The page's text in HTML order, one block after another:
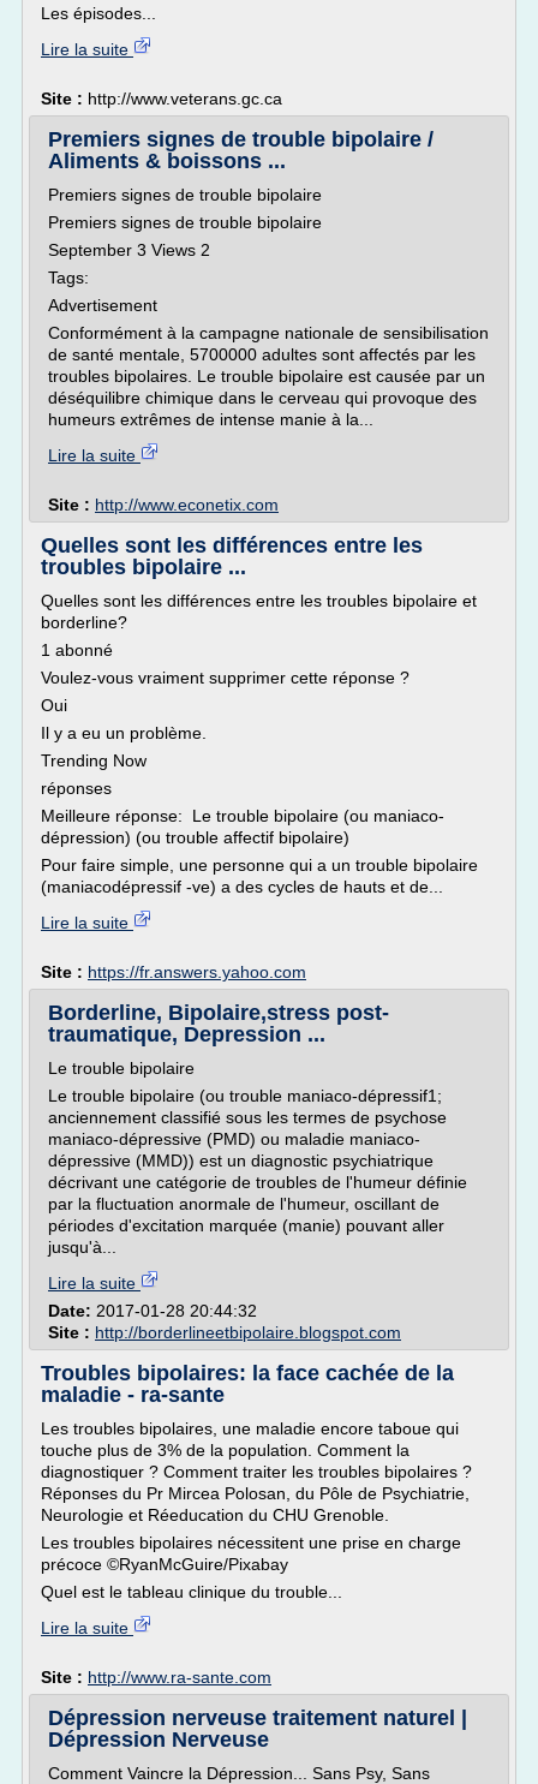
Les épisodes...
Lire la suite
Site : http://www.veterans.gc.ca
Premiers signes de trouble bipolaire /
Aliments & boissons ...
Premiers signes de trouble bipolaire
Premiers signes de trouble bipolaire
September 3 Views 2
Tags:
Advertisement
Conformément à la campagne nationale de sensibilisation
de santé mentale, 5700000 adultes sont affectés par les
troubles bipolaires. Le trouble bipolaire est causée par un
déséquilibre chimique dans le cerveau qui provoque des
humeurs extrêmes de intense manie à la...
Lire la suite
Site : http://www.econetix.com
Quelles sont les différences entre les
troubles bipolaire ...
Quelles sont les différences entre les troubles bipolaire et
borderline?
1 abonné
Voulez-vous vraiment supprimer cette réponse ?
Oui
Il y a eu un problème.
Trending Now
réponses
Meilleure réponse: Le trouble bipolaire (ou maniaco-
dépression) (ou trouble affectif bipolaire)
Pour faire simple, une personne qui a un trouble bipolaire
(maniacodépressif -ve) a des cycles de hauts et de...
Lire la suite
Site : https://fr.answers.yahoo.com
Borderline, Bipolaire,stress post-
traumatique, Depression ...
Le trouble bipolaire
Le trouble bipolaire (ou trouble maniaco-dépressif1;
anciennement classifié sous les termes de psychose
maniaco-dépressive (PMD) ou maladie maniaco-
dépressive (MMD)) est un diagnostic psychiatrique
décrivant une catégorie de troubles de l'humeur définie
par la fluctuation anormale de l'humeur, oscillant de
périodes d'excitation marquée (manie) pouvant aller
jusqu'à...
Lire la suite
Date: 2017-01-28 20:44:32
Site : http://borderlineetbipolaire.blogspot.com
Troubles bipolaires: la face cachée de la
maladie - ra-sante
Les troubles bipolaires, une maladie encore taboue qui
touche plus de 3% de la population. Comment la
diagnostiquer ? Comment traiter les troubles bipolaires ?
Réponses du Pr Mircea Polosan, du Pôle de Psychiatrie,
Neurologie et Réeducation du CHU Grenoble.
Les troubles bipolaires nécessitent une prise en charge
précoce ©RyanMcGuire/Pixabay
Quel est le tableau clinique du trouble...
Lire la suite
Site : http://www.ra-sante.com
Dépression nerveuse traitement naturel |
Dépression Nerveuse
Comment Vaincre la Dépression... Sans Psy, Sans